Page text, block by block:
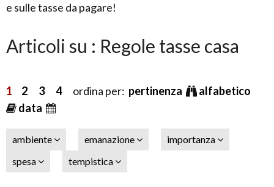
e sulle tasse da pagare!
Articoli su : Regole tasse casa
1 2 3 4ordina per: pertinenza
alfabetico
data
ambiente emanazione
importanza
spesa
tempistica